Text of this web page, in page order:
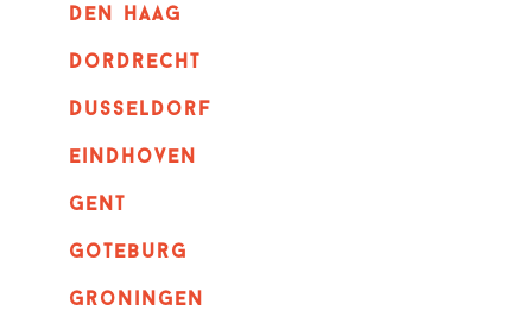
Den haag
dordrecht
dusseldorf
eindhoven
GENT
goteburg
groningen